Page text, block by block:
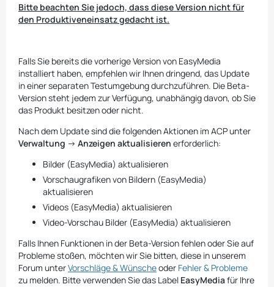
Bitte beachten Sie jedoch, dass diese Version nicht für
den Produktiveneinsatz gedacht ist.
Falls Sie bereits die vorherige Version von EasyMedia
installiert haben, empfehlen wir Ihnen dringend, das Update
in einer separaten Testumgebung durchzuführen. Die Beta-
Version steht jedem zur Verfügung, unabhängig davon, ob Sie
das Produkt besitzen oder nicht.
Nach dem Update sind die folgenden Aktionen im ACP unter
Verwaltung -> Anzeigen aktualisieren erforderlich:
Bilder (EasyMedia) aktualisieren
Vorschaugrafiken von Bildern (EasyMedia)
aktualisieren
Videos (EasyMedia) aktualisieren
Video-Vorschau Bilder (EasyMedia) aktualisieren
Falls Ihnen Funktionen in der Beta-Version fehlen oder Sie auf
Probleme stoßen, möchten wir Sie bitten, diese in unserem
Forum unterVorschläge & Wünscheoder Fehler & Probleme
zu melden. Bitte verwenden Sie das Label EasyMediafür Ihre